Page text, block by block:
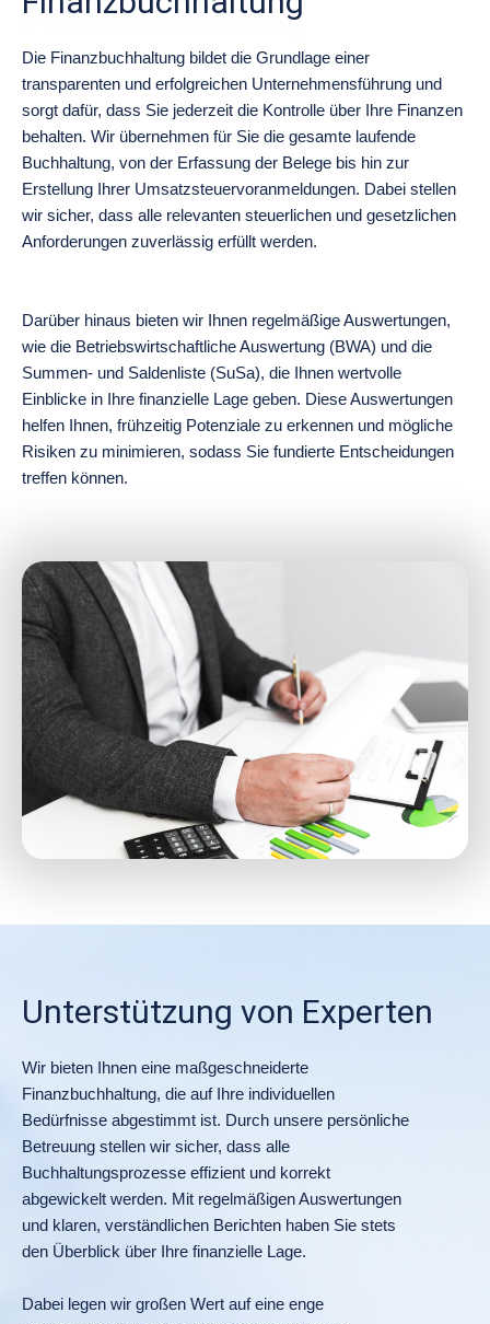
Die Finanzbuchhaltung bildet die Grundlage einer
transparenten und erfolgreichen Unternehmensführung und
sorgt dafür, dass Sie jederzeit die Kontrolle über Ihre Finanzen
behalten. Wir übernehmen für Sie die gesamte laufende
Buchhaltung, von der Erfassung der Belege bis hin zur
Erstellung Ihrer Umsatzsteuervoranmeldungen. Dabei stellen
wir sicher, dass alle relevanten steuerlichen und gesetzlichen
Anforderungen zuverlässig erfüllt werden.
Darüber hinaus bieten wir Ihnen regelmäßige Auswertungen,
wie die Betriebswirtschaftliche Auswertung (BWA) und die
Summen- und Saldenliste (SuSa), die Ihnen wertvolle
Einblicke in Ihre finanzielle Lage geben. Diese Auswertungen
helfen Ihnen, frühzeitig Potenziale zu erkennen und mögliche
Risiken zu minimieren, sodass Sie fundierte Entscheidungen
treffen können.
Unterstützung von Experten
Wir bieten Ihnen eine maßgeschneiderte
Finanzbuchhaltung, die auf Ihre individuellen
Bedürfnisse abgestimmt ist. Durch unsere persönliche
Betreuung stellen wir sicher, dass alle
Buchhaltungsprozesse effizient und korrekt
abgewickelt werden. Mit regelmäßigen Auswertungen
und klaren, verständlichen Berichten haben Sie stets
den Überblick über Ihre finanzielle Lage.
Dabei legen wir großen Wert auf eine enge